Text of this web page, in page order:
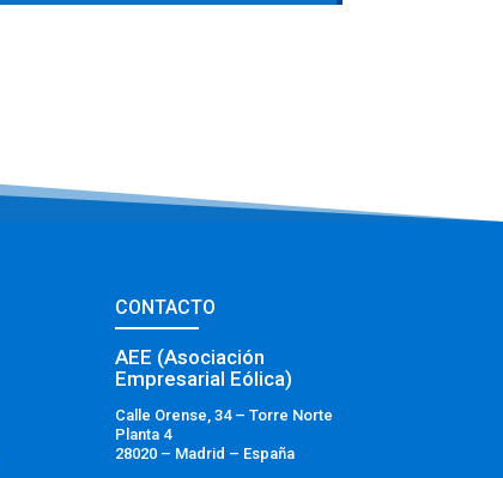
CONTACTO
AEE (Asociación
Empresarial Eólica)
Calle Orense, 34 – Torre Norte
Planta 4
28020 – Madrid – España